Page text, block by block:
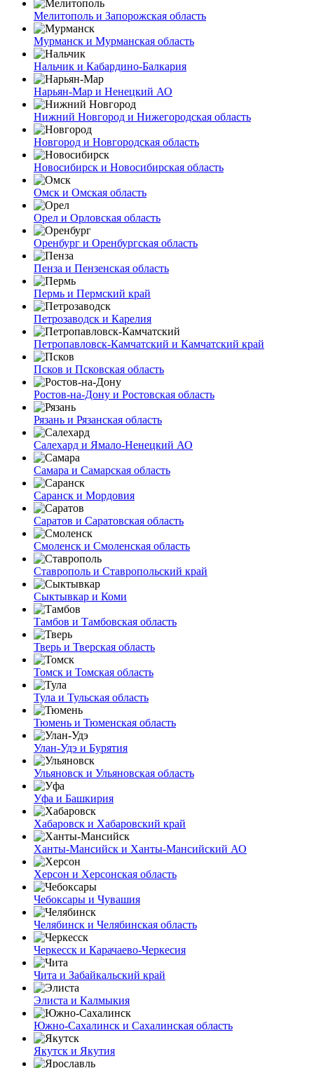
Мелитополь и Запорожская область
Мурманск и Мурманская область
Нальчик и Кабардино-Балкария
Нарьян-Мар и Ненецкий АО
Нижний Новгород и Нижегородская область
Новгород и Новгородская область
Новосибирск и Новосибирская область
Омск и Омская область
Орел и Орловская область
Оренбург и Оренбургская область
Пенза и Пензенская область
Пермь и Пермский край
Петрозаводск и Карелия
Петропавловск-Камчатский и Камчатский край
Псков и Псковская область
Ростов-на-Дону и Ростовская область
Рязань и Рязанская область
Салехард и Ямало-Ненецкий АО
Самара и Самарская область
Саранск и Мордовия
Саратов и Саратовская область
Смоленск и Смоленская область
Ставрополь и Ставропольский край
Сыктывкар и Коми
Тамбов и Тамбовская область
Тверь и Тверская область
Томск и Томская область
Тула и Тульская область
Тюмень и Тюменская область
Улан-Удэ и Бурятия
Ульяновск и Ульяновская область
Уфа и Башкирия
Хабаровск и Хабаровский край
Ханты-Мансийск и Ханты-Мансийский АО
Херсон и Херсонская область
Чебоксары и Чувашия
Челябинск и Челябинская область
Черкесск и Карачаево-Черкесия
Чита и Забайкальский край
Элиста и Калмыкия
Южно-Сахалинск и Сахалинская область
Якутск и Якутия